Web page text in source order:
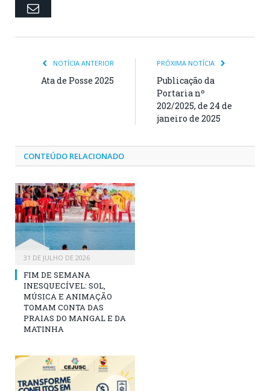
Email
NOTÍCIA ANTERIOR
Ata de Posse 2025
PRÓXIMA NOTÍCIA
Publicação da
Portaria nº
202/2025, de 24 de
janeiro de 2025
CONTEÚDO RELACIONADO
31 DE JULHO DE 2026
FIM DE SEMANA
INESQUECÍVEL: SOL,
MÚSICA E ANIMAÇÃO
TOMAM CONTA DAS
PRAIAS DO MANGAL E DA
MATINHA